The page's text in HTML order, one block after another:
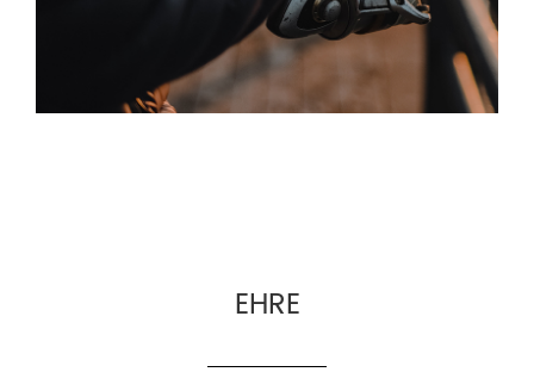
Großhandelsdienstleistungen für Anbieter von
Angelausrüstung, den E-Commerce für
Angelausrüstung und grenzüberschreitende
Hersteller von Angelausrüstung.
EHRE